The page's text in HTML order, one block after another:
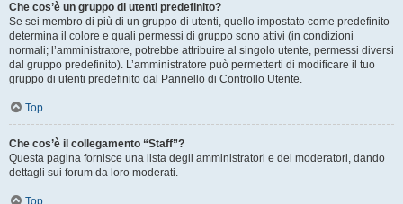
Che cos’è un gruppo di utenti predefinito?
Se sei membro di più di un gruppo di utenti, quello impostato come predefinito
determina il colore e quali permessi di gruppo sono attivi (in condizioni
normali; l’amministratore, potrebbe attribuire al singolo utente, permessi diversi
dal gruppo predefinito). L’amministratore può permetterti di modificare il tuo
gruppo di utenti predefinito dal Pannello di Controllo Utente.
Top
Che cos’è il collegamento “Staff”?
Questa pagina fornisce una lista degli amministratori e dei moderatori, dando
dettagli sui forum da loro moderati.
Top